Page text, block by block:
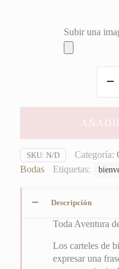
Subir una
Elena
y
SKU: N/D Categoría:
Bodas
Etiquetas:
Descripción
Toda Aventura
Los carteles de
expresar una